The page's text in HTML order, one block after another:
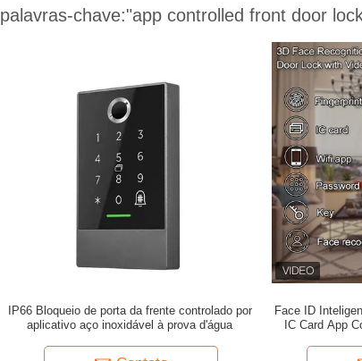
palavras-chave:"app controlled front door
IP66 Bloqueio de porta da frente controlado por
aplicativo aço inoxidável à prova d'água
Face ID
IC Card App